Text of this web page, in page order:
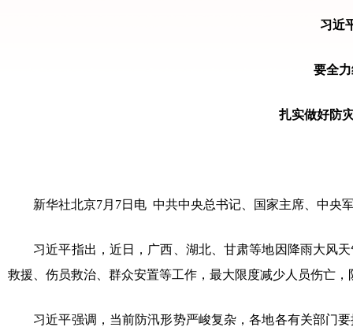
习近
要全
扎实做好防
新华社北京7月7日电 中共中央总书记、国家主席、中央
习近平指出，近日，广西、湖北、甘肃等地因降雨大风天
救援、伤员救治、群众安置等工作，最大限度减少人员伤亡，
习近平强调，当前防汛形势严峻复杂，各地各有关部门要